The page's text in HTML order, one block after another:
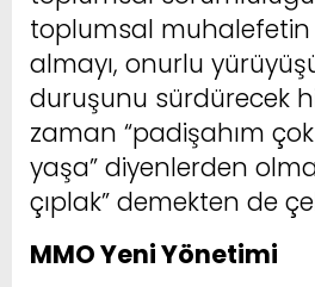
toplumsal muhalefetin
almayı, onurlu
duruşunu sürdürecek
zaman “padişahım çok
yaşa” diyenlerden
çıplak” demekten de
MMO Yeni Yönetimi